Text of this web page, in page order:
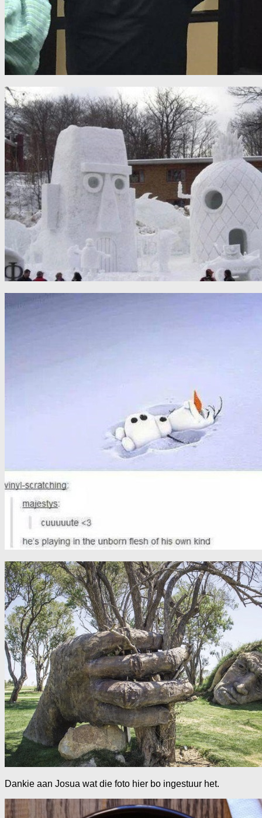
Dankie aan Josua wat die foto hier bo ingestuur het.